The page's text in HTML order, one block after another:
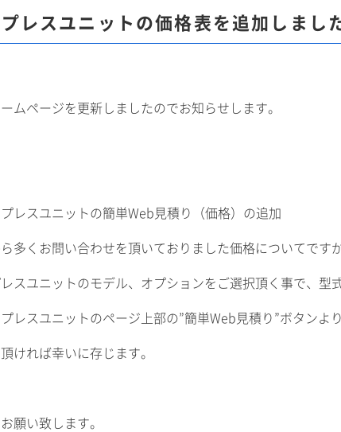
レスユニットの価格表を追加しまし
ムページを更新しましたのでお知らせします。
レスユニットの簡単Web見積り（価格）の追加
くお問い合わせを頂いておりました価格についてですが
ニットのモデル、オプションをご選択頂く事で、型式
ユニットのページ上部の”簡単Web見積り”ボタンより
れば幸いに存じます。
願い致します。